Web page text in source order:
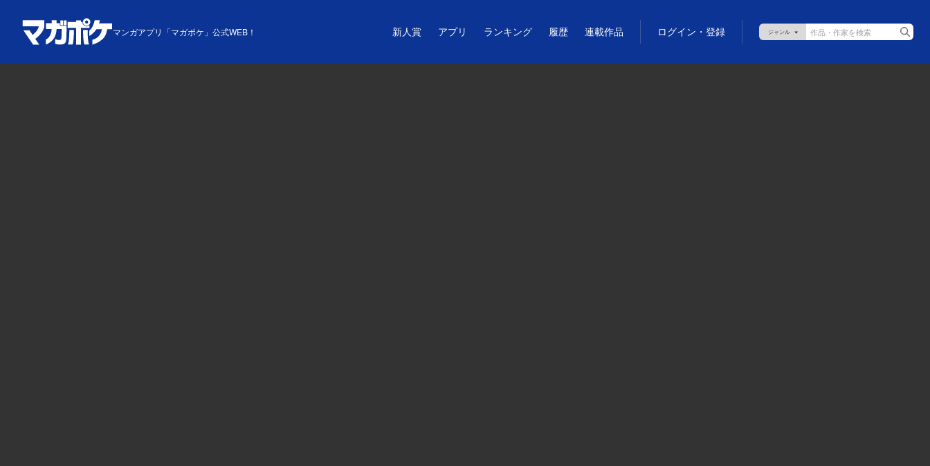
マンガアプリ「マガポケ」公式WEB！ 新人賞 アプリ ランキング 履歴 連載作品 ログイン・登録